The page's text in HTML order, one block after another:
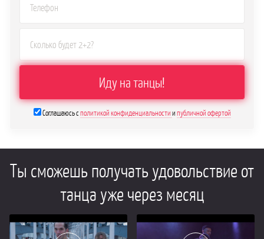
Соглашаюсь сполитикой конфиденциальностиипубличной офертой
Ты сможешь получать удовольствие от
танца уже через месяц